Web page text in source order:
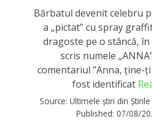
Bărbatul devenit celebru
a „pictat” cu spray
dragoste pe o stâncă,
scris numele
comentariul ”Anna, ţine-ţi
fost identificat
Source: Ultimele știri din
Published: 07/08/